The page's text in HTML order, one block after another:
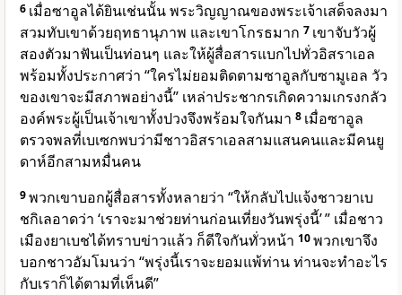
6 เมื่อซาอูลได้ยินเช่นนั้น พระวิญญาณของพระเจ้าเสด็จลงมา
สวมทับเขาด้วยฤทธานุภาพ และเขาโกรธมาก 7 เขาจับวัวผู้
สองตัวมาฟันเป็นท่อนๆ และให้ผู้สื่อสารแบกไปทั่วอิสราเอล
พร้อมทั้งประกาศว่า “ใครไม่ยอมติดตามซาอูลกับซามูเอล วัว
ของเขาจะมีสภาพอย่างนี้” เหล่าประชากรเกิดความเกรงกลัว
องค์พระผู้เป็นเจ้าเขาทั้งปวงจึงพร้อมใจกันมา 8 เมื่อซาอูล
ตรวจพลที่เบเซกพบว่ามีชาวอิสราเอลสามแสนคนและมีคนยู
ดาห์อีกสามหมื่นคน
9พวกเขาบอกผู้สื่อสารทั้งหลายว่า “ให้กลับไปแจ้งชาวยาเบ
ชกิเลอาดว่า ‘เราจะมาช่วยท่านก่อนเที่ยงวันพรุ่งนี้’ ” เมื่อชาว
เมืองยาเบชได้ทราบข่าวแล้ว ก็ดีใจกันทั่วหน้า 10พวกเขาจึง
บอกชาวอัมโมนว่า “พรุ่งนี้เราจะยอมแพ้ท่าน ท่านจะทำอะไร
กับเราก็ได้ตามที่เห็นดี”